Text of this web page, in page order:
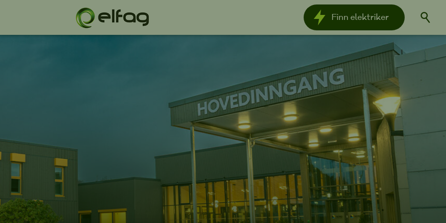
Finn elektriker